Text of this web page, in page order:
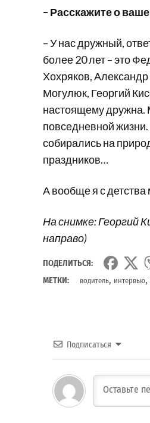
– Расскажите о
– У нас дружный,
более 20 лет – это
Хохряков,
Могулюк, Георгий
настоящему дружна.
повседневной
собирались на
праздников…
А вообще я с детства
На снимке: Георгий
направо)
ПОДЕЛИТЬСЯ:
МЕТКИ:
водитель, интервью,
Подписаться